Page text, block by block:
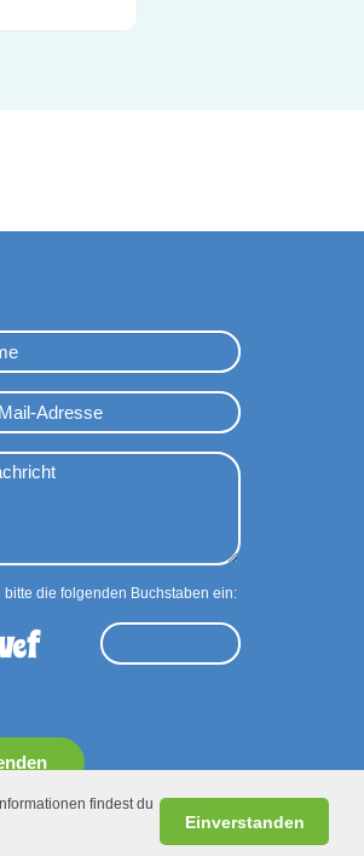
findest du
Einverstanden
bitte die folgenden Buchstaben ein: